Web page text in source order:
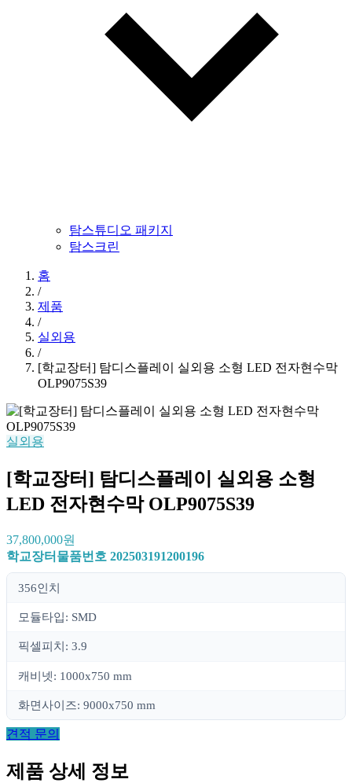
탐스튜디오 패키지
탐스크린
홈
/
제품
/
실외용
/
[학교장터] 탐디스플레이 실외용 소형 LED 전자현수막
OLP9075S39
실외용
[학교장터] 탐디스플레이 실외용 소형
LED 전자현수막 OLP9075S39
37,800,000원
학교장터물품번호 202503191200196
356인치
모듈타입: SMD
픽셀피치: 3.9
캐비넷: 1000x750 mm
화면사이즈: 9000x750 mm
견적 문의
제품 상세 정보